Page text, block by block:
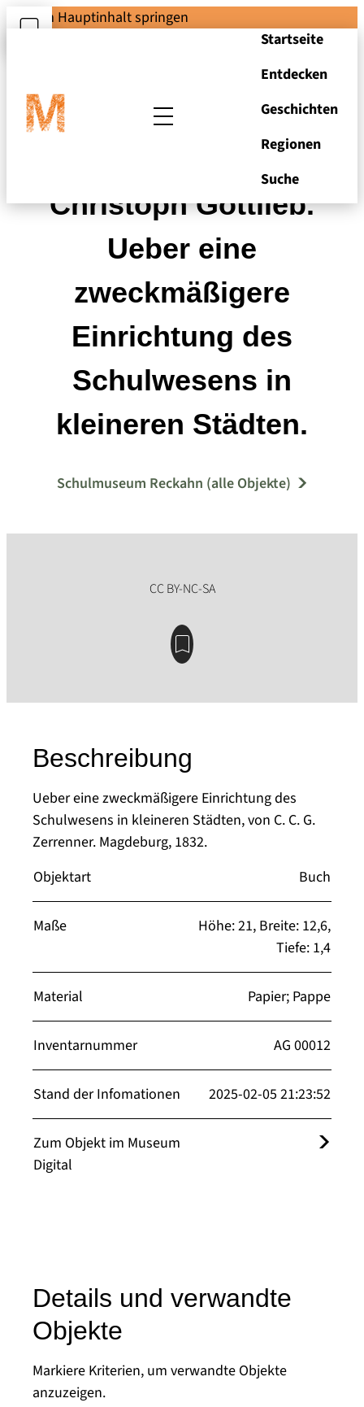
Zum Hauptinhalt springen
Startseite
Entdecken
Geschichten
Regionen
Suche
Zerrenner, Carl
Christoph Gottlieb.
Ueber eine
zweckmäßigere
Einrichtung des
Schulwesens in
kleineren Städten.
Schulmuseum Reckahn (alle Objekte)
Beschreibung
Ueber eine zweckmäßigere Einrichtung des
Schulwesens in kleineren Städten, von C. C. G.
Zerrenner. Magdeburg, 1832.
Objektart
Buch
Maße
Höhe: 21, Breite: 12,6,
Tiefe: 1,4
Material Papier; Pappe
Inventarnummer AG 00012
Stand der Infomationen 2025-02-05 21:23:52
Zum Objekt im Museum
Digital
Details und verwandte
Objekte
Markiere Kriterien, um verwandte Objekte
anzuzeigen.